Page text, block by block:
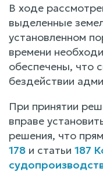
В ходе
выделенные
установленном
времени
обеспечены, что
бездействии
При принятии
вправе
решения, что
178 и статьи 187